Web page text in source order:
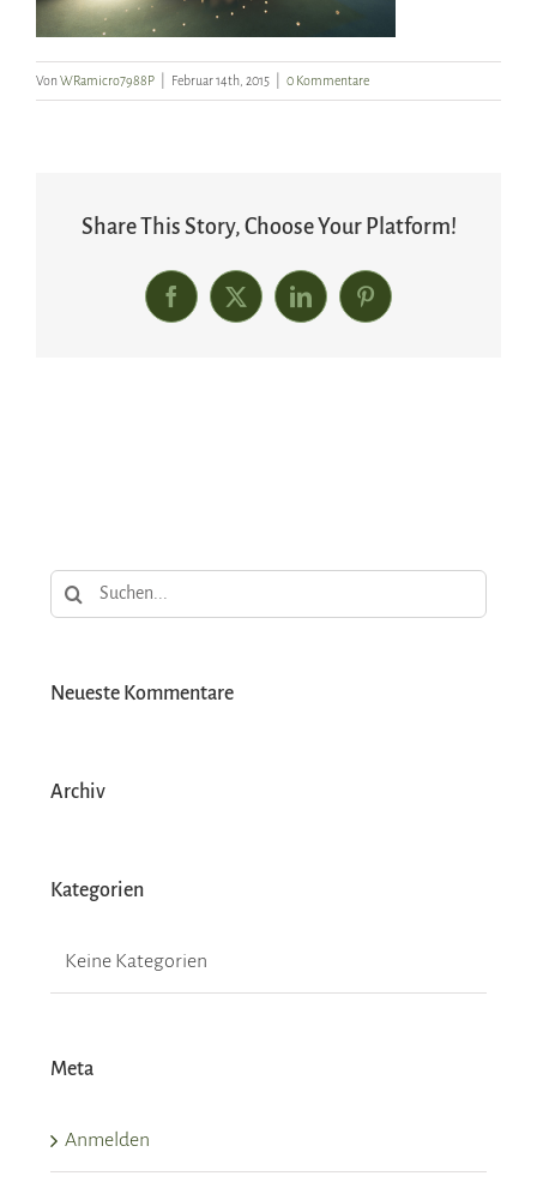
Von WRamicro7988P Februar 14th, 2015 0 Kommentare
Share This Story, Choose Your Platform!
Facebook
X LinkedInPinterest
Suche
Neueste Kommentare
Archiv
Kategorien
Keine Kategorien
Meta
Anmelden